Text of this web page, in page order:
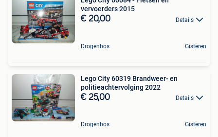
vervoerders 2015
€ 20,00 Details
Drogenbos Gisteren
Lego City 60319 Brandweer- en
politieachtervolging 2022
€ 25,00 Details
Drogenbos Gisteren